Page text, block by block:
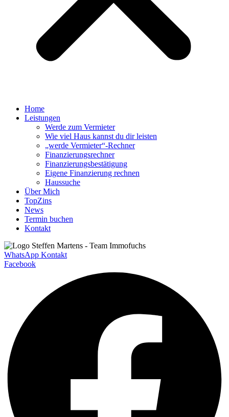
Home
Leistungen
Werde zum Vermieter
Wie viel Haus kannst du dir leisten
„werde Vermieter“-Rechner
Finanzierungsrechner
Finanzierungsbestätigung
Eigene Finanzierung rechnen
Haussuche
Über Mich
TopZins
News
Termin buchen
Kontakt
WhatsApp Kontakt
Facebook